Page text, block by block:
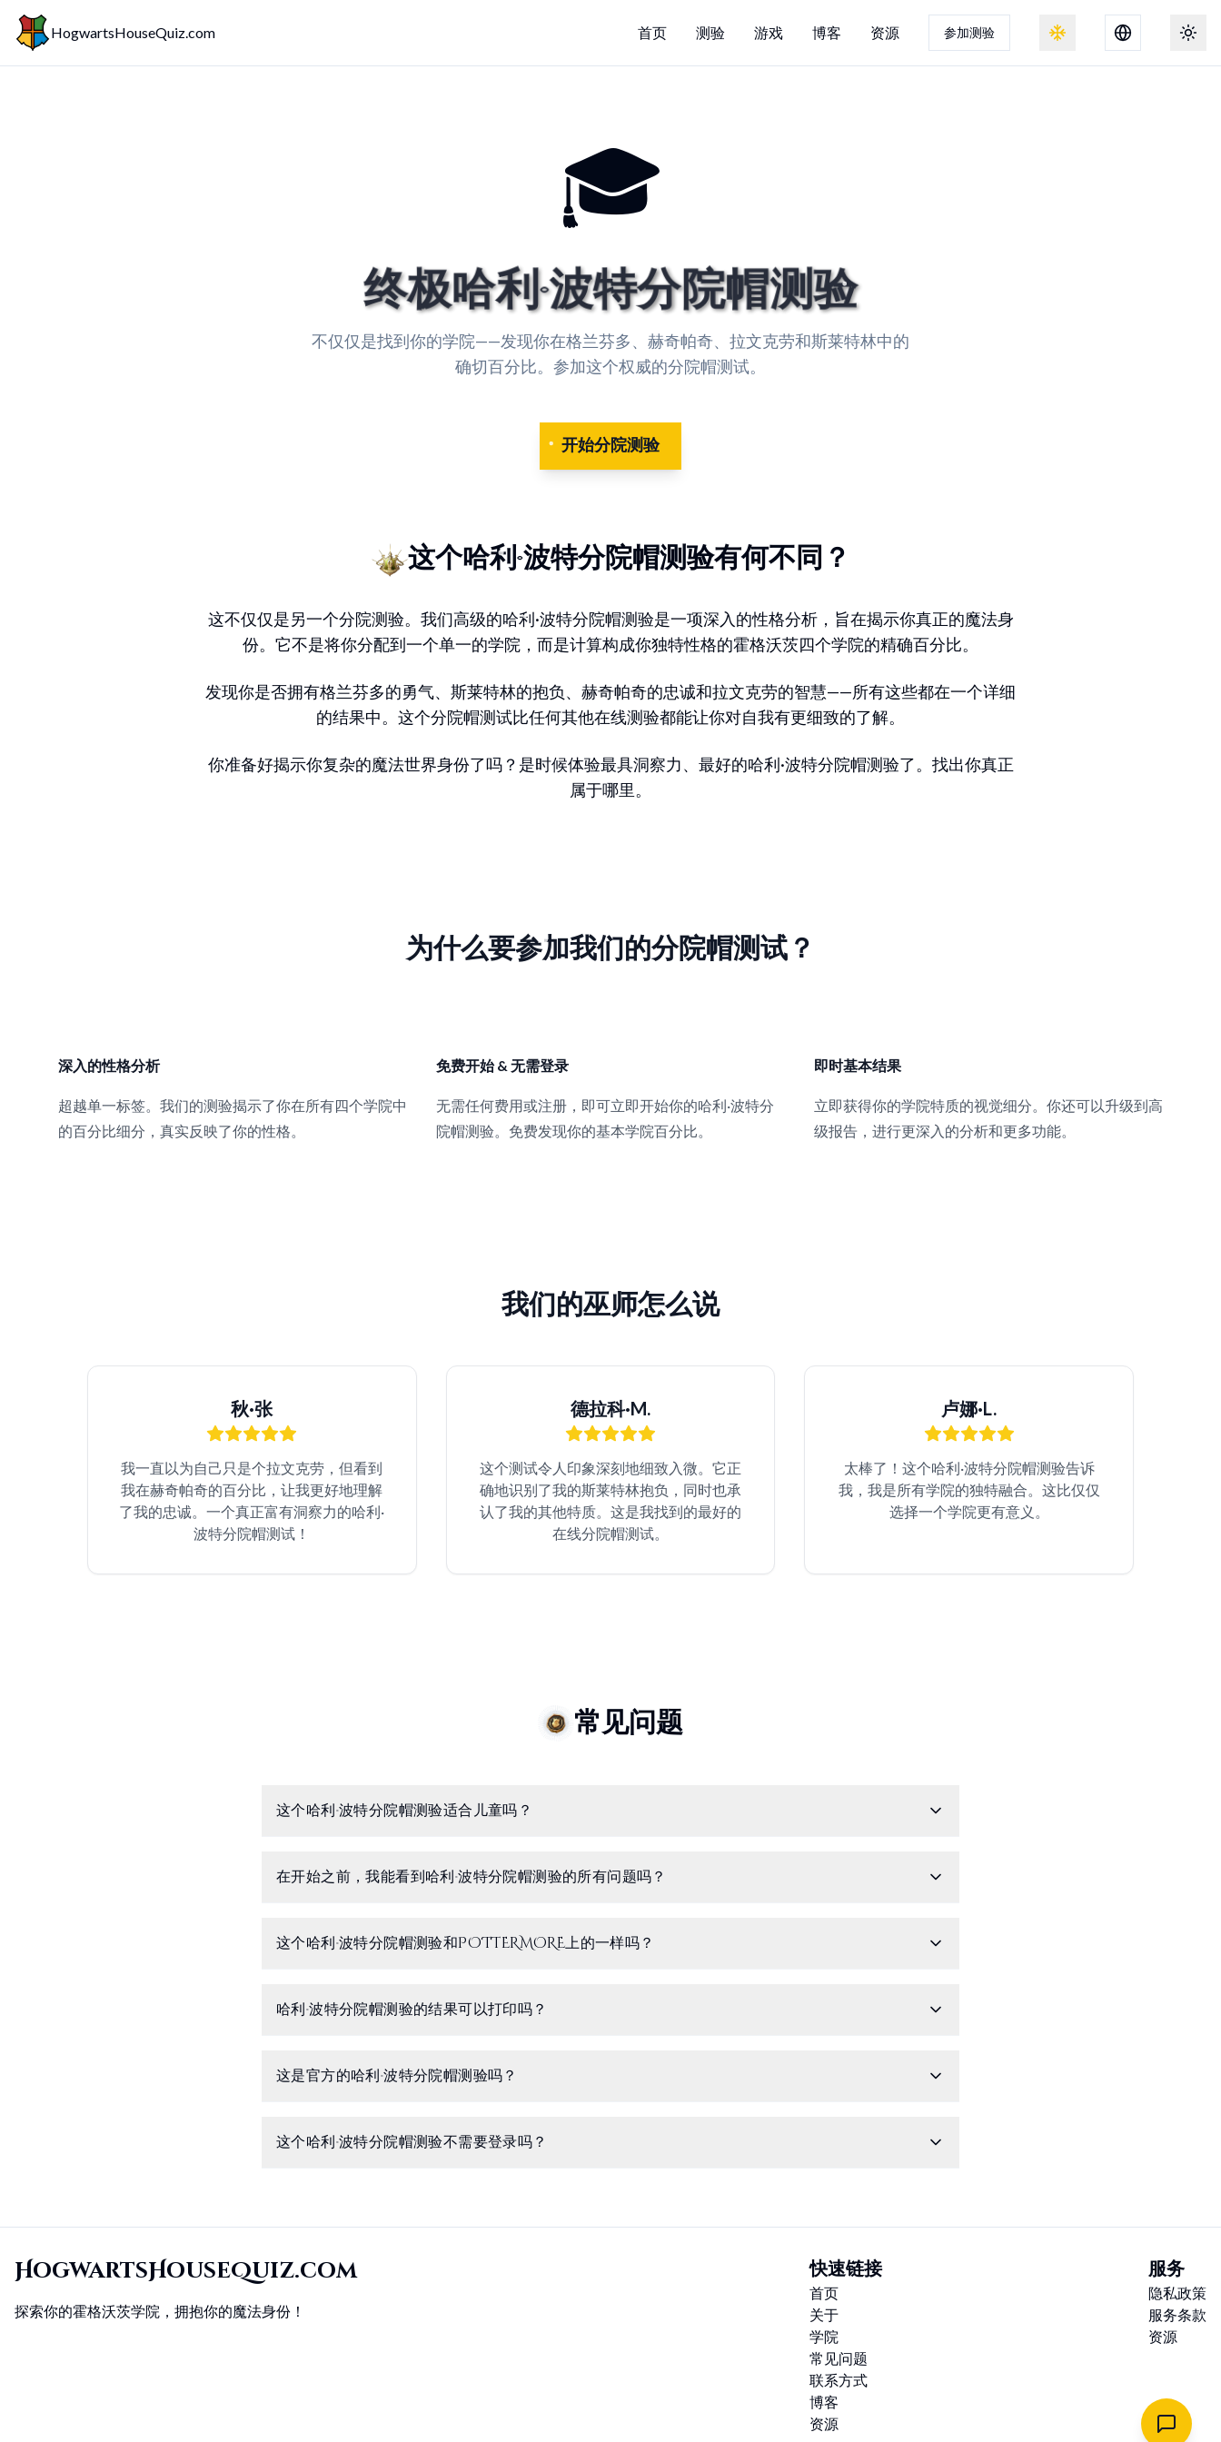
HogwartsHouseQuiz.com 首页 测验 游戏 博客 资源 参加测验 切换雪景效果 切换
🎓
终极哈利·波特分院帽测验
不仅仅是找到你的学院——发现你在格兰芬多、赫奇帕奇、拉文克劳和斯莱特林中的
确切百分比。参加这个权威的分院帽测试。
开始分院测验
这个哈利·波特分院帽测验有何不同？
这不仅仅是另一个分院测验。我们高级的哈利·波特分院帽测验是一项深入的性格分析，旨在揭示你真正的魔法身
份。它不是将你分配到一个单一的学院，而是计算构成你独特性格的霍格沃茨四个学院的精确百分比。
发现你是否拥有格兰芬多的勇气、斯莱特林的抱负、赫奇帕奇的忠诚和拉文克劳的智慧——所有这些都在一个详细
的结果中。这个分院帽测试比任何其他在线测验都能让你对自我有更细致的了解。
你准备好揭示你复杂的魔法世界身份了吗？是时候体验最具洞察力、最好的哈利·波特分院帽测验了。找出你真正
属于哪里。
为什么要参加我们的分院帽测试？
深入的性格分析
超越单一标签。我们的测验揭示了你在所有四个学院中
的百分比细分，真实反映了你的性格。
免费开始 & 无需登录
无需任何费用或注册，即可立即开始你的哈利·波特分
院帽测验。免费发现你的基本学院百分比。
即时基本结果
立即获得你的学院特质的视觉细分。你还可以升级到高
级报告，进行更深入的分析和更多功能。
我们的巫师怎么说
秋·张
我一直以为自己只是个拉文克劳，但看到
我在赫奇帕奇的百分比，让我更好地理解
了我的忠诚。一个真正富有洞察力的哈利·
波特分院帽测试！
德拉科·M.
这个测试令人印象深刻地细致入微。它正
确地识别了我的斯莱特林抱负，同时也承
认了我的其他特质。这是我找到的最好的
在线分院帽测试。
卢娜·L.
太棒了！这个哈利·波特分院帽测验告诉
我，我是所有学院的独特融合。这比仅仅
选择一个学院更有意义。
常见问题
这个哈利·波特分院帽测验适合儿童吗？
在开始之前，我能看到哈利·波特分院帽测验的所有问题吗？
这个哈利·波特分院帽测验和POTTERMORE上的一样吗？
哈利·波特分院帽测验的结果可以打印吗？
这是官方的哈利·波特分院帽测验吗？
这个哈利·波特分院帽测验不需要登录吗？
HogwartsHouseQuiz.com
探索你的霍格沃茨学院，拥抱你的魔法身份！
快速链接
首页
关于
学院
常见问题
联系方式
博客
资源
服务
隐私政策
服务条款
资源